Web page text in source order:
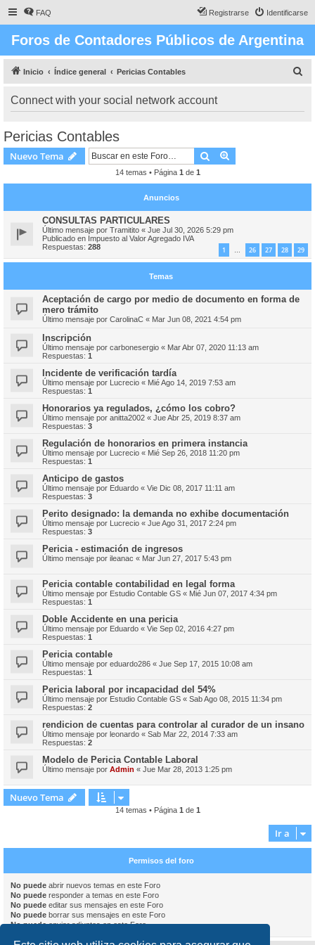
FAQ Identificarse
Registrarse
Foros de Contadores Públicos de Argentina
Inicio Índice general Pericias Contables
Connect with your social network account
Pericias Contables
Nuevo Tema Buscar
14 temas • Página 1 de 1
Anuncios
CONSULTAS PARTICULARES
Último mensaje por Tramitito « Jue Jul 30, 2026 5:29 pm
Publicado en Impuesto al Valor Agregado IVA
Respuestas: 288 1 … 26 27 28 29
Temas
Aceptación de cargo por medio de documento en forma de
mero trámito
Último mensaje por CarolinaC « Mar Jun 08, 2021 4:54 pm
Inscripción
Último mensaje por carbonesergio « Mar Abr 07, 2020 11:13 am
Respuestas: 1
Incidente de verificación tardía
Último mensaje por Lucrecio « Mié Ago 14, 2019 7:53 am
Respuestas: 1
Honorarios ya regulados, ¿cómo los cobro?
Último mensaje por anitta2002 « Jue Abr 25, 2019 8:37 am
Respuestas: 3
Regulación de honorarios en primera instancia
Último mensaje por Lucrecio « Mié Sep 26, 2018 11:20 pm
Respuestas: 1
Anticipo de gastos
Último mensaje por Eduardo « Vie Dic 08, 2017 11:11 am
Respuestas: 3
Perito designado: la demanda no exhibe documentación
Último mensaje por Lucrecio « Jue Ago 31, 2017 2:24 pm
Respuestas: 3
Pericia - estimación de ingresos
Último mensaje por ileanac « Mar Jun 27, 2017 5:43 pm
Pericia contable contabilidad en legal forma
Último mensaje por Estudio Contable GS « Mié Jun 07, 2017 4:34 pm
Respuestas: 1
Doble Accidente en una pericia
Último mensaje por Eduardo « Vie Sep 02, 2016 4:27 pm
Respuestas: 1
Pericia contable
Último mensaje por eduardo286 « Jue Sep 17, 2015 10:08 am
Respuestas: 1
Pericia laboral por incapacidad del 54%
Último mensaje por Estudio Contable GS « Sab Ago 08, 2015 11:34 pm
Respuestas: 2
rendicion de cuentas para controlar al curador de un insano
Último mensaje por leonardo « Sab Mar 22, 2014 7:33 am
Respuestas: 2
Modelo de Pericia Contable Laboral
Último mensaje por Admin « Jue Mar 28, 2013 1:25 pm
Nuevo Tema
14 temas • Página 1 de 1
Ir a
Permisos del foro
No puede abrir nuevos temas en este Foro
No puede responder a temas en este Foro
No puede editar sus mensajes en este Foro
No puede borrar sus mensajes en este Foro
No puedeenviar adjuntos en este Foro